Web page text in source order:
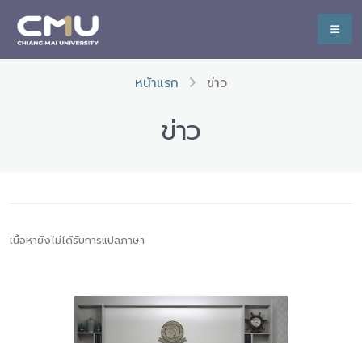
หน้าแรก ข่าว
ข่าว
เนื้อหายังไม่ได้รับการแปลภาษา